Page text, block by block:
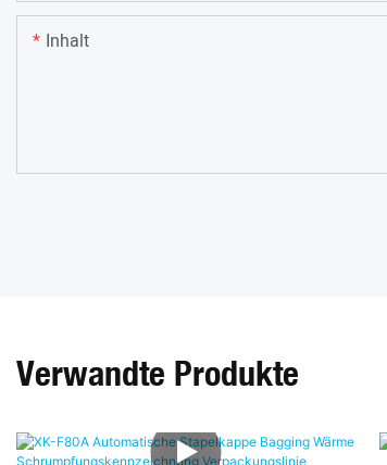
Inhalt
Verwandte Produkte